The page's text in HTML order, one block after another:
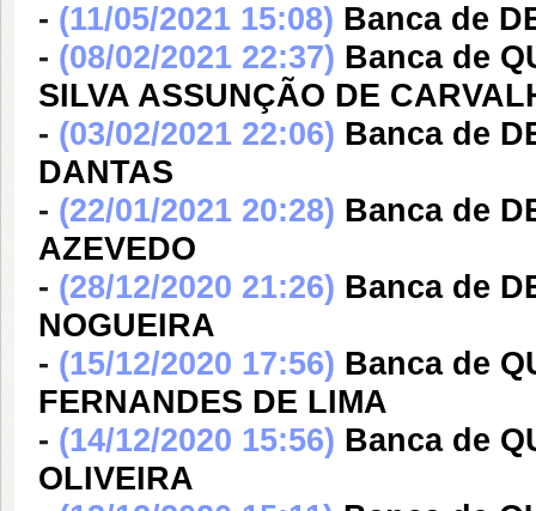
- (11/05/2021 15:08) Banca de
- (08/02/2021 22:37) Banca de
SILVA ASSUNÇÃO DE
- (03/02/2021 22:06) Banca de
DANTAS
- (22/01/2021 20:28) Banca de
AZEVEDO
- (28/12/2020 21:26) Banca de
NOGUEIRA
- (15/12/2020 17:56) Banca de
FERNANDES DE LIMA
- (14/12/2020 15:56) Banca de
OLIVEIRA